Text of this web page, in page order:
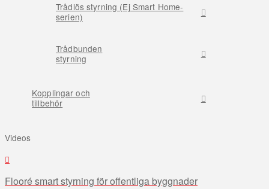
Trådlös styrning (Ej Smart Home-
serien)
Trådbunden
styrning
Kopplingar och
tillbehör
Videos
Flooré smart styrning för offentliga byggnader